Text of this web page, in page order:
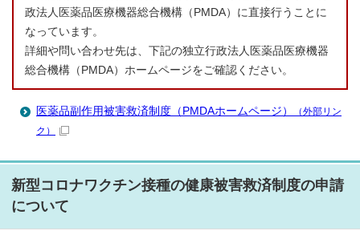
政法人医薬品医療機器総合機構（PMDA）に直接行うことに
なっています。
詳細や問い合わせ先は、下記の独立行政法人医薬品医療機器
総合機構（PMDA）ホームページをご確認ください。
医薬品副作用被害救済制度（PMDAホームページ）
（外部リン
ク）
新型コロナワクチン接種の健康被害救済制度の申請
について